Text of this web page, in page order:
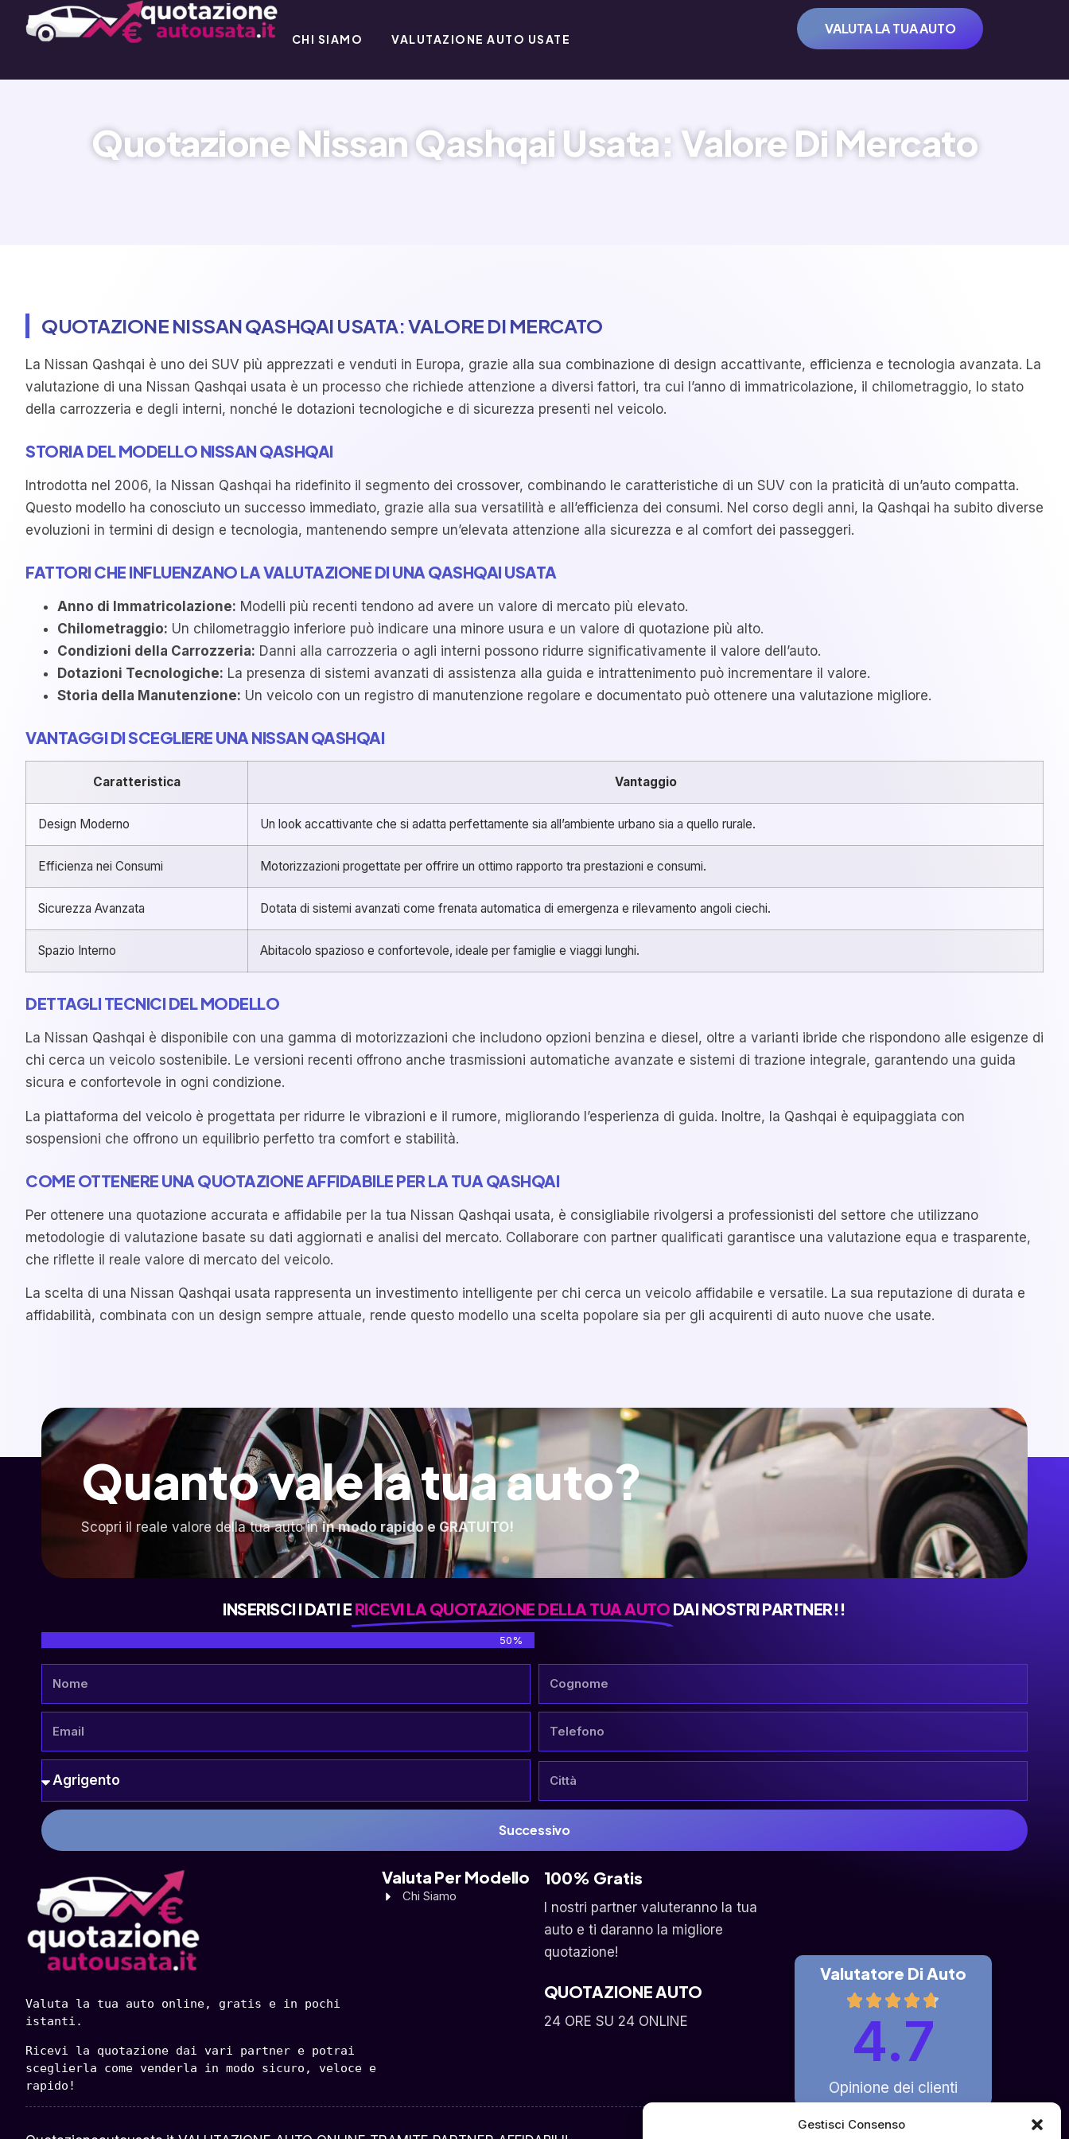
Gestisci Consenso
CHI SIAMO VALUTAZIONE AUTO USATE
VALUTA LA TUA AUTO
Quotazione Nissan Qashqai Usata: Valore Di Mercato
QUOTAZIONE NISSAN QASHQAI USATA: VALORE DI MERCATO
La Nissan Qashqai è uno dei SUV più apprezzati e venduti in Europa, grazie alla sua combinazione di design accattivante, efficienza e tecnologia avanzata. La
valutazione di una Nissan Qashqai usata è un processo che richiede attenzione a diversi fattori, tra cui l’anno di immatricolazione, il chilometraggio, lo stato
della carrozzeria e degli interni, nonché le dotazioni tecnologiche e di sicurezza presenti nel veicolo.
STORIA DEL MODELLO NISSAN QASHQAI
Introdotta nel 2006, la Nissan Qashqai ha ridefinito il segmento dei crossover, combinando le caratteristiche di un SUV con la praticità di un’auto compatta.
Questo modello ha conosciuto un successo immediato, grazie alla sua versatilità e all’efficienza dei consumi. Nel corso degli anni, la Qashqai ha subito diverse
evoluzioni in termini di design e tecnologia, mantenendo sempre un’elevata attenzione alla sicurezza e al comfort dei passeggeri.
FATTORI CHE INFLUENZANO LA VALUTAZIONE DI UNA QASHQAI USATA
Anno di Immatricolazione: Modelli più recenti tendono ad avere un valore di mercato più elevato.
Chilometraggio: Un chilometraggio inferiore può indicare una minore usura e un valore di quotazione più alto.
Condizioni della Carrozzeria: Danni alla carrozzeria o agli interni possono ridurre significativamente il valore dell’auto.
Dotazioni Tecnologiche: La presenza di sistemi avanzati di assistenza alla guida e intrattenimento può incrementare il valore.
Storia della Manutenzione: Un veicolo con un registro di manutenzione regolare e documentato può ottenere una valutazione migliore.
VANTAGGI DI SCEGLIERE UNA NISSAN QASHQAI
Caratteristica Vantaggio
Design Moderno Un look accattivante che si adatta perfettamente sia all’ambiente urbano sia a quello rurale.
Efficienza nei Consumi Motorizzazioni progettate per offrire un ottimo rapporto tra prestazioni e consumi.
Sicurezza Avanzata Dotata di sistemi avanzati come frenata automatica di emergenza e rilevamento angoli ciechi.
Spazio Interno Abitacolo spazioso e confortevole, ideale per famiglie e viaggi lunghi.
DETTAGLI TECNICI DEL MODELLO
La Nissan Qashqai è disponibile con una gamma di motorizzazioni che includono opzioni benzina e diesel, oltre a varianti ibride che rispondono alle esigenze di
chi cerca un veicolo sostenibile. Le versioni recenti offrono anche trasmissioni automatiche avanzate e sistemi di trazione integrale, garantendo una guida
sicura e confortevole in ogni condizione.
La piattaforma del veicolo è progettata per ridurre le vibrazioni e il rumore, migliorando l’esperienza di guida. Inoltre, la Qashqai è equipaggiata con
sospensioni che offrono un equilibrio perfetto tra comfort e stabilità.
COME OTTENERE UNA QUOTAZIONE AFFIDABILE PER LA TUA QASHQAI
Per ottenere una quotazione accurata e affidabile per la tua Nissan Qashqai usata, è consigliabile rivolgersi a professionisti del settore che utilizzano
metodologie di valutazione basate su dati aggiornati e analisi del mercato. Collaborare con partner qualificati garantisce una valutazione equa e trasparente,
che riflette il reale valore di mercato del veicolo.
La scelta di una Nissan Qashqai usata rappresenta un investimento intelligente per chi cerca un veicolo affidabile e versatile. La sua reputazione di durata e
affidabilità, combinata con un design sempre attuale, rende questo modello una scelta popolare sia per gli acquirenti di auto nuove che usate.
Quanto vale la tua auto?
Scopri il reale valore della tua auto inin modo rapido e GRATUITO!
INSERISCI I DATI E RICEVI LA QUOTAZIONE DELLA TUA AUTO DAI NOSTRI PARTNER!!
50%
Successivo
Valuta la tua auto online, gratis e in pochi
istanti.
Ricevi la quotazione dai vari partner e potrai
sceglierla come venderla in modo sicuro, veloce e
rapido!
Valuta Per Modello
Chi Siamo
100% Gratis
I nostri partner valuteranno la tua
auto e ti daranno la migliore
quotazione!
QUOTAZIONE AUTO
24 ORE SU 24 ONLINE
Valutatore Di Auto
Opinione dei clienti
4.7